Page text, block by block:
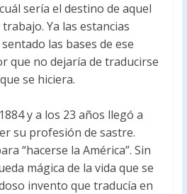
sería el destino de aquel
Ya las estancias
las bases de ese
que no dejaría de traducirse
se hiciera.
y a los 23 años llegó a
su profesión de sastre.
“hacerse la América”. Sin
mágica de la vida que se
invento que traducía en